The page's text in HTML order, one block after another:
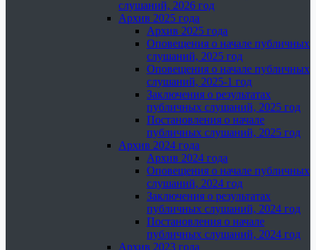
слушаний, 2026 год
Архив 2025 года
Архив 2025 года
Оповещения о начале публичных
слушаний, 2025 год
Оповещения о начале публичных
слушаний, 2025-1 год
Заключения о результатах
публичных слушаний, 2025 год
Постановления о начале
публичных слушаний, 2025 год
Архив 2024 года
Архив 2024 года
Оповещения о начале публичных
слушаний, 2024 год
Заключения о результатах
публичных слушаний, 2024 год
Постановления о начале
публичных слушаний, 2024 год
Архив 2023 года